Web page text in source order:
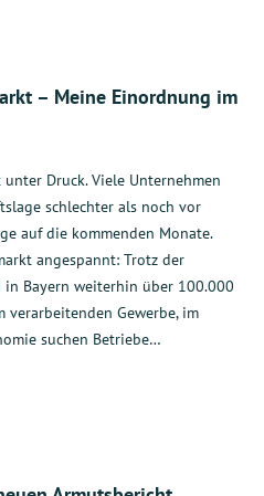
– Meine Einordnung im
Druck. Viele Unternehmen
schlechter als noch vor
auf die kommenden Monate.
angespannt: Trotz der
Bayern weiterhin über 100.000
verarbeitenden Gewerbe, im
suchen Betriebe…